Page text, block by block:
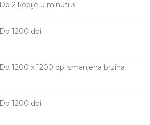
Do 2 kopije u minuti 3
Do 1200 dpi
Do 1200 x 1200 dpi smanjena brzina
Do 1200 dpi